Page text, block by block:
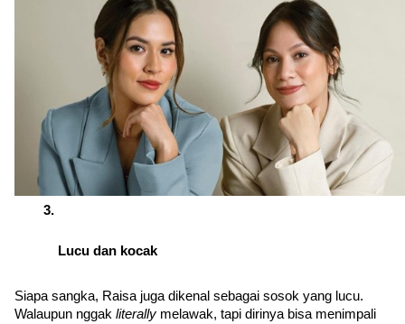
Lucu dan kocak
Siapa sangka, Raisa juga dikenal sebagai sosok yang lucu.
Walaupun nggak literally melawak, tapi dirinya bisa menimpali